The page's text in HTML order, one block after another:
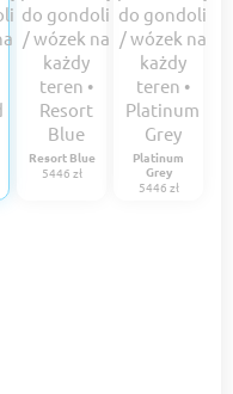
Resort Blue
5446 zł
Platinum
Grey
5446 zł